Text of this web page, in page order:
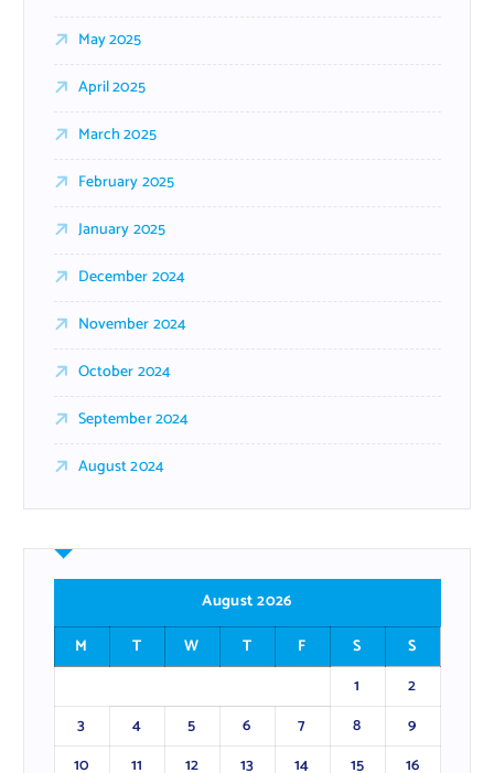
May 2025
April 2025
March 2025
February 2025
January 2025
December 2024
November 2024
October 2024
September 2024
August 2024
August 2026
M
T W T F S
S
1
2
3
4 5 6 7 8
9
10
11 12 13 14 15
16